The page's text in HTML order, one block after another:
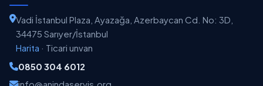
Vadi İstanbul Plaza, Ayazağa, Azerbaycan Cd. No: 3D,
34475 Sarıyer/İstanbul
Harita · Ticari unvan
0850 304 6012
info@anindaservis.org